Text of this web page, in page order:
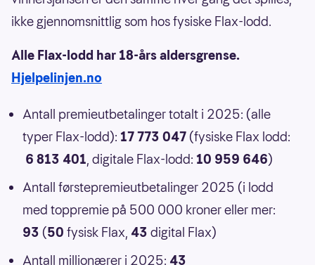
ikke gjennomsnittlig som hos fysiske Flax-lodd.
Alle Flax-lodd har 18-års aldersgrense.
Hjelpelinjen.no
Antall premieutbetalinger totalt i 2025: (alle
typer Flax-lodd): 17 773 047 (fysiske Flax lodd:
6 813 401, digitale Flax-lodd: 10 959 646)
Antall førstepremieutbetalinger 2025 (i lodd
med toppremie på 500 000 kroner eller mer:
93 (50 fysisk Flax, 43 digital Flax)
Antall millionærer i 2025: 43